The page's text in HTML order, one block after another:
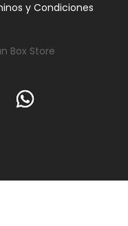
y Condiciones
Box Store